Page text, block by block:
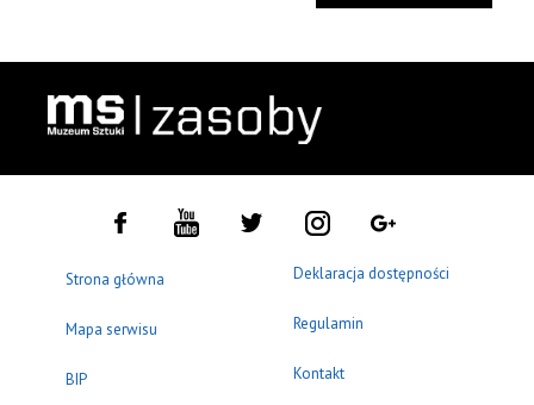
Strona główna
Mapa serwisu
BIP
Deklaracja dostępności
Regulamin
Kontakt